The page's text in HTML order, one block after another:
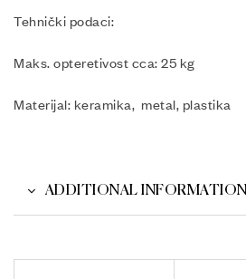
Tehnički podaci:
Maks. opteretivost cca: 25 kg
Materijal: keramika, metal, plastika
ADDITIONAL INFORMATION